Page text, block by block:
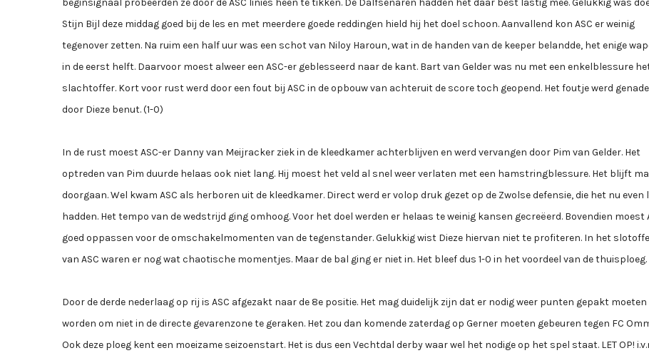
beginsignaal probeerden ze door de ASC linies heen te tikken. De Dalfsenaren hadden het daar best lastig mee. Gelukkig was
Stijn Bijl deze middag goed bij de les en met meerdere goede reddingen hield hij het doel schoon. Aanvallend kon ASC er weinig
tegenover zetten. Na ruim een half uur was een schot van Niloy Haroun, wat in de handen van de keeper belandde, het enige
in de eerst helft. Daarvoor moest alweer een ASC-er geblesseerd naar de kant. Bart van Gelder was nu met een enkelblessure
slachtoffer. Kort voor rust werd door een fout bij ASC in de opbouw van achteruit de score toch geopend. Het foutje werd
door Dieze benut. (1-0)
In de rust moest ASC-er Danny van Meijracker ziek in de kleedkamer achterblijven en werd vervangen door Pim van Gelder. Het
optreden van Pim duurde helaas ook niet lang. Hij moest het veld al snel weer verlaten met een hamstringblessure. Het blijft
doorgaan. Wel kwam ASC als herboren uit de kleedkamer. Direct werd er volop druk gezet op de Zwolse defensie, die het nu even
hadden. Het tempo van de wedstrijd ging omhoog. Voor het doel werden er helaas te weinig kansen gecreëerd. Bovendien moest
goed oppassen voor de omschakelmomenten van de tegenstander. Gelukkig wist Dieze hiervan niet te profiteren. In het
van ASC waren er nog wat chaotische momentjes. Maar de bal ging er niet in. Het bleef dus 1-0 in het voordeel van de thuisploeg.
Door de derde nederlaag op rij is ASC afgezakt naar de 8e positie. Het mag duidelijk zijn dat er nodig weer punten gepakt moeten
worden om niet in de directe gevarenzone te geraken. Het zou dan komende zaterdag op Gerner moeten gebeuren tegen FC
Ook deze ploeg kent een moeizame seizoenstart. Het is dus een Vechtdal derby waar wel het nodige op het spel staat. LET OP!